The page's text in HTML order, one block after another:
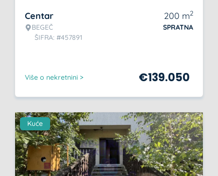
Centar
BEGEČ
ŠIFRA: #457891
200 m2
SPRATNA
Više o nekretnini > €139.050
Kuće